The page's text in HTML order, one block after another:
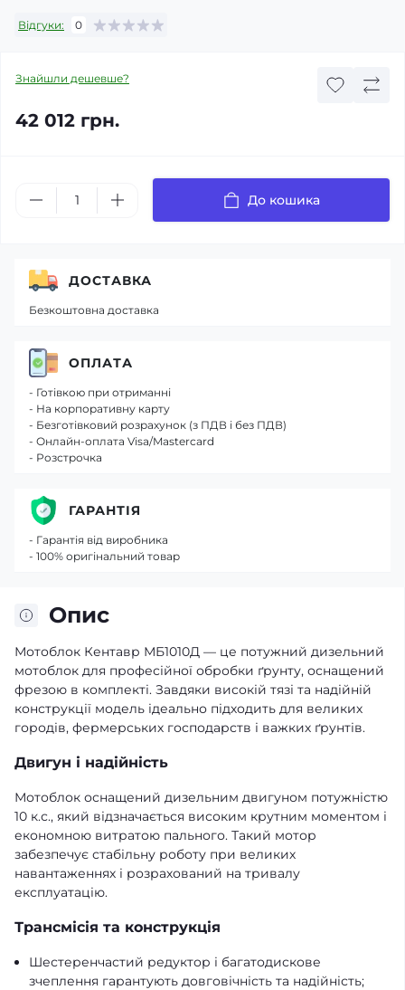
Відгуки: 0
Знайшли дешевше?
42 012 грн.
До кошика
Опис
Мотоблок Кентавр МБ1010Д — це потужний дизельний
мотоблок для професійної обробки ґрунту, оснащений
фрезою в комплекті. Завдяки високій тязі та надійній
конструкції модель ідеально підходить для великих
городів, фермерських господарств і важких ґрунтів.
Двигун і надійність
Мотоблок оснащений дизельним двигуном потужністю
10 к.с., який відзначається високим крутним моментом і
економною витратою пального. Такий мотор
забезпечує стабільну роботу при великих
навантаженнях і розрахований на тривалу
експлуатацію.
Трансмісія та конструкція
Шестеренчастий редуктор і багатодискове
зчеплення гарантують довговічність та надійність;
ДОСТАВКА
Безкоштовна доставка
ОПЛАТА
- Готівкою при отриманні
- На корпоративну карту
- Безготівковий розрахунок (з ПДВ і без ПДВ)
- Онлайн-оплата Visa/Mastercard
- Розстрочка
ГАРАНТІЯ
- Гарантія від виробника
- 100% оригінальний товар